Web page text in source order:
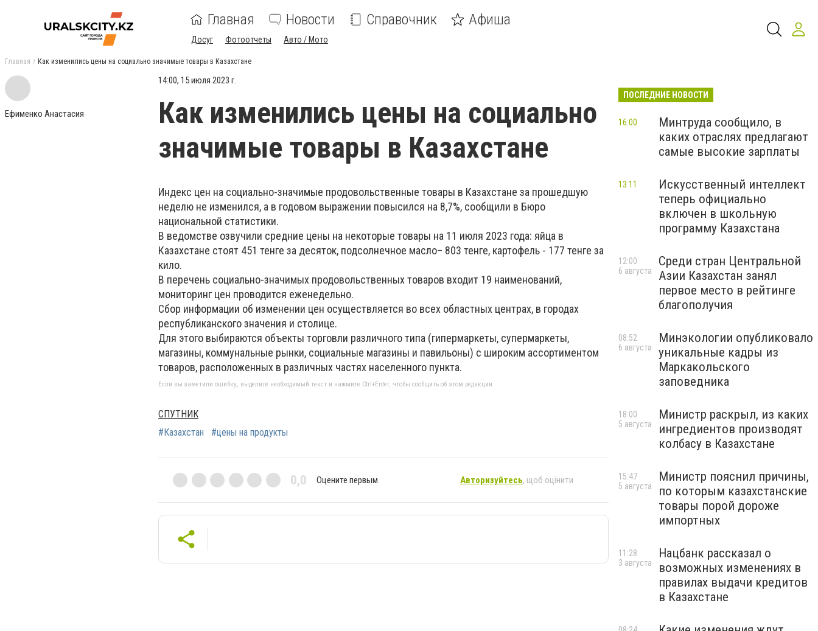
Главная Новости Справочник Афиша
Досуг Фотоотчеты Авто / Мото
Главная Как изменились цены на социально значимые товары в Казахстане
Ефименко Анастасия
14:00, 15 июля 2023 г.
Как изменились цены на социально
значимые товары в Казахстане
Индекс цен на социально-значимые продовольственные товары в Казахстане за прошедшую
неделю не изменился, а в годовом выражении повысился на 8,7%, сообщили в Бюро
национальной статистики.
В ведомстве озвучили средние цены на некоторые товары на 11 июля 2023 года: яйца в
Казахстане стоят 451 тенге за десяток, подсолнечное масло– 803 тенге, картофель - 177 тенге за
кило.
В перечень социально-значимых продовольственных товаров входит 19 наименований,
мониторинг цен проводится еженедельно.
Сбор информации об изменении цен осуществляется во всех областных центрах, в городах
республиканского значения и столице.
Для этого выбираются объекты торговли различного типа (гипермаркеты, супермаркеты,
магазины, коммунальные рынки, социальные магазины и павильоны) с широким ассортиментом
товаров, расположенных в различных частях населенного пункта.
Если вы заметили ошибку, выделите необходимый текст и нажмите Ctrl+Enter, чтобы сообщить об этом редакции
СПУТНИК
#Казахстан
#цены на продукты
0,0 Оцените первым Авторизуйтесь, щоб оцінити
ПОСЛЕДНИЕ НОВОСТИ
Минтруда сообщило, в
каких отраслях предлагают
самые высокие зарплаты
16:00
Искусственный интеллект
теперь официально
включен в школьную
программу Казахстана
13:11
Среди стран Центральной
Азии Казахстан занял
первое место в рейтинге
благополучия
12:00
6 августа
Минэкологии опубликовало
уникальные кадры из
Маркакольского
заповедника
08:52
6 августа
Министр раскрыл, из каких
ингредиентов производят
колбасу в Казахстане
18:00
5 августа
Министр пояснил причины,
по которым казахстанские
товары порой дороже
импортных
15:47
5 августа
Нацбанк рассказал о
возможных изменениях в
правилах выдачи кредитов
в Казахстане
11:28
3 августа